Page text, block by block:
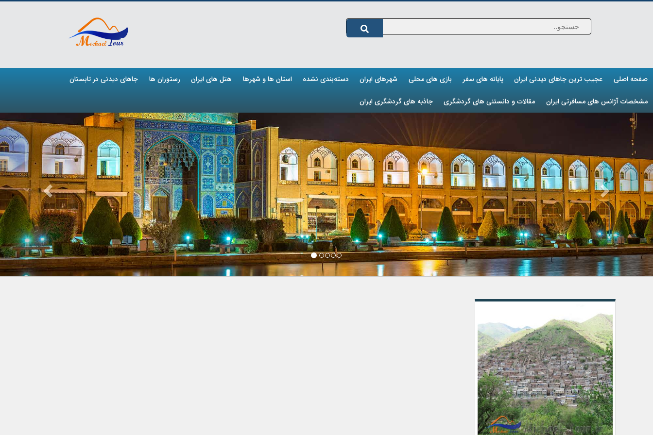
صفحه اصلی عجیب ترین جاهای دیدنی ایران پایانه های سفر بازی های محلی شهرهای ایران دسته‌بندی نشده استان ها و شهرها هتل های ایران رستوران ها جاهای دیدنی در تابستان
مشخصات آژانس های مسافرتی ایران مقالات و دانستنی های گردشگری جاذبه های گردشگری ایران